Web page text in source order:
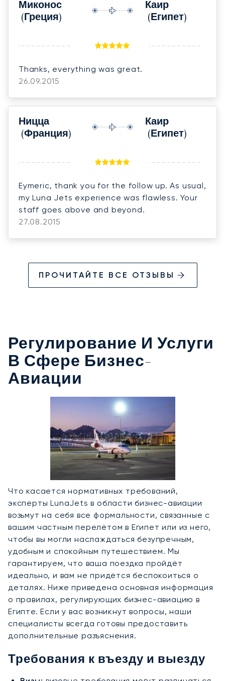
Миконос
(Греция)
Каир
(Египет)
Thanks, everything was great.
26.09.2015
Ницца
(Франция)
Каир
(Египет)
Eymeric, thank you for the follow up. As usual,
my Luna Jets experience was flawless. Your
staff goes above and beyond.
27.08.2015
ПРОЧИТАЙТЕ ВСЕ ОТЗЫВЫ
Регулирование И Услуги
В Сфере Бизнес-
Авиации
Что касается нормативных требований,
эксперты LunaJets в области бизнес-авиации
возьмут на себя все формальности, связанные с
вашим частным перелётом в Египет или из него,
чтобы вы могли наслаждаться безупречным,
удобным и спокойным путешествием. Мы
гарантируем, что ваша поездка пройдёт
идеально, и вам не придётся беспокоиться о
деталях. Ниже приведена основная информация
о правилах, регулирующих бизнес-авиацию в
Египте. Если у вас возникнут вопросы, наши
специалисты всегда готовы предоставить
дополнительные разъяснения.
Требования к въезду и выезду